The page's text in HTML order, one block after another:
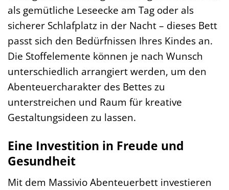
als gemütliche Leseecke am Tag oder als
sicherer Schlafplatz in der Nacht – dieses Bett
passt sich den Bedürfnissen Ihres Kindes an.
Die Stoffelemente können je nach Wunsch
unterschiedlich arrangiert werden, um den
Abenteuercharakter des Bettes zu
unterstreichen und Raum für kreative
Gestaltungsideen zu lassen.
Eine Investition in Freude und
Gesundheit
Mit dem Massivio Abenteuerbett investieren